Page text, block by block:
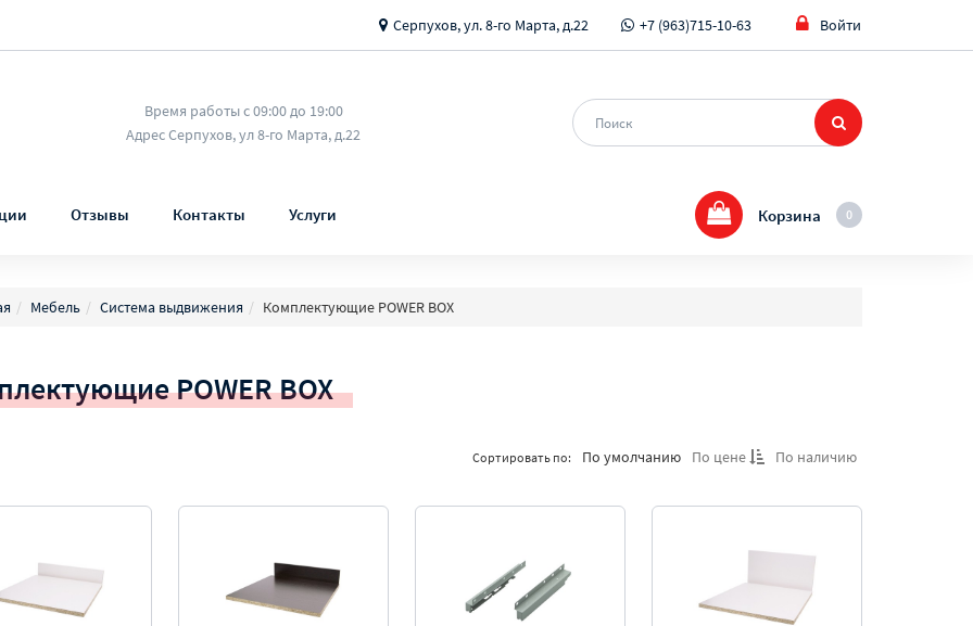
Серпухов, ул. 8-го Марта, д.22 +7 (963)715-10-63 Войти
Время работы с 09:00 до 19:00
Адрес Серпухов, ул 8-го Марта, д.22
Отзывы Контакты Услуги 0
Корзина
Мебель Система выдвижения Комплектующие POWER BOX
POWER BOX
Сортировать по: По умолчанию По цене По наличию